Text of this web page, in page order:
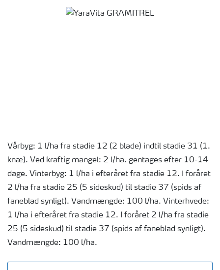
Vårbyg: 1 l/ha fra stadie 12 (2 blade) indtil stadie 31 (1.
knæ). Ved kraftig mangel: 2 l/ha. gentages efter 10-14
dage. Vinterbyg: 1 l/ha i efteråret fra stadie 12. I foråret
2 l/ha fra stadie 25 (5 sideskud) til stadie 37 (spids af
faneblad synligt). Vandmængde: 100 l/ha. Vinterhvede:
1 l/ha i efteråret fra stadie 12. I foråret 2 l/ha fra stadie
25 (5 sideskud) til stadie 37 (spids af faneblad synligt).
Vandmængde: 100 l/ha.